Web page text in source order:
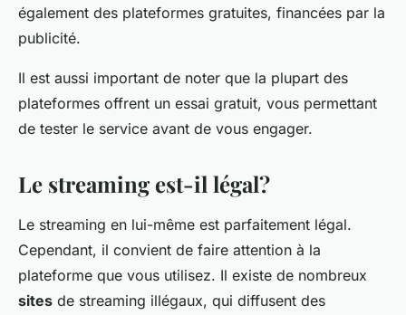
également des plateformes gratuites, financées par la
publicité.
Il est aussi important de noter que la plupart des
plateformes offrent un essai gratuit, vous permettant
de tester le service avant de vous engager.
Le streaming est-il légal?
Le streaming en lui-même est parfaitement légal.
Cependant, il convient de faire attention à la
plateforme que vous utilisez. Il existe de nombreux
sites de streaming illégaux, qui diffusent des